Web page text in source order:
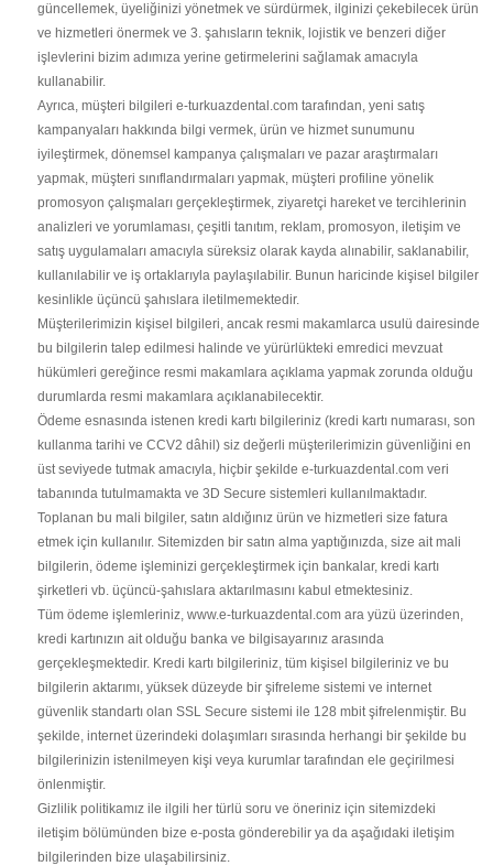
güncellemek, üyeliğinizi yönetmek ve sürdürmek, ilginizi çekebilecek ürün
ve hizmetleri önermek ve 3. şahısların teknik, lojistik ve benzeri diğer
işlevlerini bizim adımıza yerine getirmelerini sağlamak amacıyla
kullanabilir.
Ayrıca, müşteri bilgileri e-turkuazdental.com tarafından, yeni satış
kampanyaları hakkında bilgi vermek, ürün ve hizmet sunumunu
iyileştirmek, dönemsel kampanya çalışmaları ve pazar araştırmaları
yapmak, müşteri sınıflandırmaları yapmak, müşteri profiline yönelik
promosyon çalışmaları gerçekleştirmek, ziyaretçi hareket ve tercihlerinin
analizleri ve yorumlaması, çeşitli tanıtım, reklam, promosyon, iletişim ve
satış uygulamaları amacıyla süreksiz olarak kayda alınabilir, saklanabilir,
kullanılabilir ve iş ortaklarıyla paylaşılabilir. Bunun haricinde kişisel bilgiler
kesinlikle üçüncü şahıslara iletilmemektedir.
Müşterilerimizin kişisel bilgileri, ancak resmi makamlarca usulü dairesinde
bu bilgilerin talep edilmesi halinde ve yürürlükteki emredici mevzuat
hükümleri gereğince resmi makamlara açıklama yapmak zorunda olduğu
durumlarda resmi makamlara açıklanabilecektir.
Ödeme esnasında istenen kredi kartı bilgileriniz (kredi kartı numarası, son
kullanma tarihi ve CCV2 dâhil) siz değerli müşterilerimizin güvenliğini en
üst seviyede tutmak amacıyla, hiçbir şekilde e-turkuazdental.com veri
tabanında tutulmamakta ve 3D Secure sistemleri kullanılmaktadır.
Toplanan bu mali bilgiler, satın aldığınız ürün ve hizmetleri size fatura
etmek için kullanılır. Sitemizden bir satın alma yaptığınızda, size ait mali
bilgilerin, ödeme işleminizi gerçekleştirmek için bankalar, kredi kartı
şirketleri vb. üçüncü-şahıslara aktarılmasını kabul etmektesiniz.
Tüm ödeme işlemleriniz, www.e-turkuazdental.com ara yüzü üzerinden,
kredi kartınızın ait olduğu banka ve bilgisayarınız arasında
gerçekleşmektedir. Kredi kartı bilgileriniz, tüm kişisel bilgileriniz ve bu
bilgilerin aktarımı, yüksek düzeyde bir şifreleme sistemi ve internet
güvenlik standartı olan SSL Secure sistemi ile 128 mbit şifrelenmiştir. Bu
şekilde, internet üzerindeki dolaşımları sırasında herhangi bir şekilde bu
bilgilerinizin istenilmeyen kişi veya kurumlar tarafından ele geçirilmesi
önlenmiştir.
Gizlilik politikamız ile ilgili her türlü soru ve öneriniz için sitemizdeki
iletişim bölümünden bize e-posta gönderebilir ya da aşağıdaki iletişim
bilgilerinden bize ulaşabilirsiniz.